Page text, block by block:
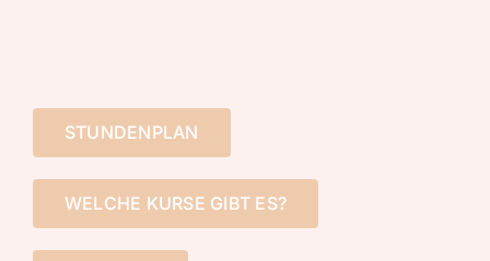
STUNDENPLAN
WELCHE KURSE GIBT ES?